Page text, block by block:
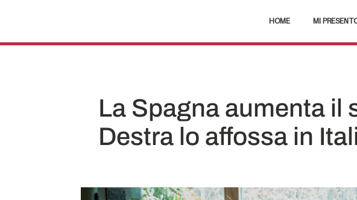
HOME MI
La Spagna aumenta il
Destra lo affossa in